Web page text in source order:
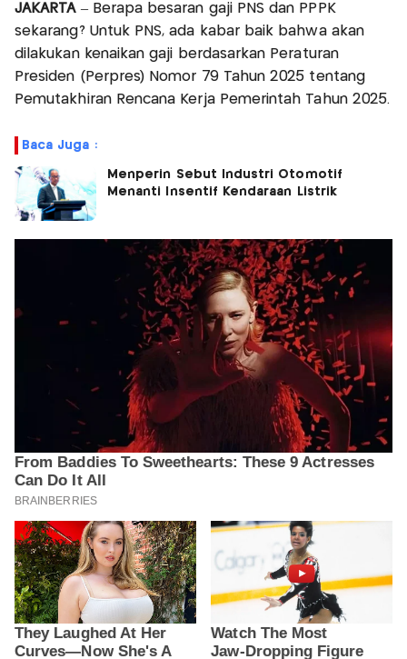
JAKARTA– Berapa besaran gaji PNS dan PPPK
sekarang? Untuk PNS, ada kabar baik bahwa akan
dilakukan kenaikan gaji berdasarkan Peraturan
Presiden (Perpres) Nomor 79 Tahun 2025 tentang
Pemutakhiran Rencana Kerja Pemerintah Tahun 2025.
Baca Juga :
Menperin Sebut Industri Otomotif
Menanti Insentif Kendaraan Listrik